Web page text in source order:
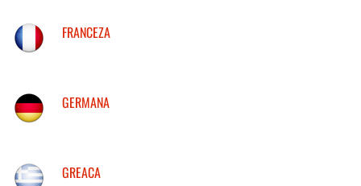
FRANCEZA
GERMANA
GREACA